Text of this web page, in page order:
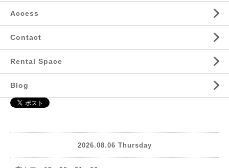
Access
Contact
Rental Space
Blog
2026.08.06 Thursday